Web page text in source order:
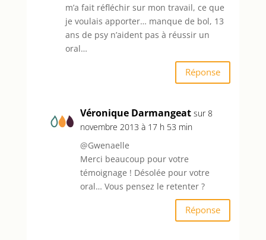
m’a fait réfléchir sur mon travail, ce que
je voulais apporter… manque de bol, 13
ans de psy n’aident pas à réussir un
oral…
Réponse
Véronique Darmangeat sur 8
novembre 2013 à 17 h 53 min
@Gwenaelle
Merci beaucoup pour votre
témoignage ! Désolée pour votre
oral… Vous pensez le retenter ?
Réponse